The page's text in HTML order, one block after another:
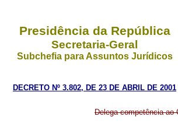
Presidência da República
Secretaria-Geral
Subchefia para Assuntos Jurídicos
DECRETO Nº 3.802, DE 23 DE ABRIL DE 2001
Delega competência ao